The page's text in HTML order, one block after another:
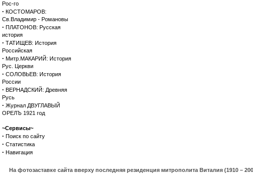
Рос-го
· КОСТОМАРОВ:
Св.Владимир - Романовы
· ПЛАТОНОВ: Русская
история
· ТАТИЩЕВ: История
Российская
· Митр.МАКАРИЙ: История
Рус. Церкви
· СОЛОВЬЕВ: История
России
· ВЕРНАДСКИЙ: Древняя
Русь
· Журнал ДВУГЛАВЫЙ
ОРЕЛЪ 1921 год
~Сервисы~
· Поиск по сайту
· Статистика
· Навигация
На фотозаставке сайта вверху последняя резиденция митрополита Виталия (1910